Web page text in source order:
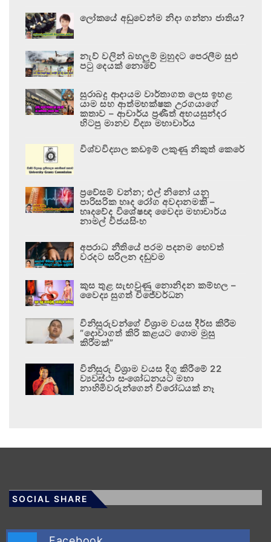
ලෝකයේ අඩුවෙන්ම නිදා ගන්නා ජාතිය?
නැව් වලින් බහලුම් මුහුදට පෙරලීම සුළු
පටු දෙයක් නොවේ
සුරාබදු ආදායම වාර්තාගත ලෙස ඉහළ
යාම සහ ආත්මභක්ෂක උරගයාගේ
කතාව – ආචාර්ය ප්‍රණීත් අභයසුන්දර
හිටපු මානව විද්‍යා මහාචාර්ය
විශ්වවිද්‍යාල කඩඉම් ලකුණු නිකුත් කෙරේ
ප්‍රවේසම් වන්න; එල් නිනෝ යනු
පාරිසරික හෘද රෝග අවදානමකි –
හෘදවේද විශේෂඥ වෛද්‍ය මහාචාර්ය
නාමල් විජයසිංහ
අපරාධ නීතියේ පරම පදනම හෙවත්
වරදට සරිලන දඬුවම
කුස තුළ සැඟවුණු නොනිදන කම්හල –
වෛද්‍ය සුගත් විජේවර්ධන
විනිසුරුවන්ගේ විශ්‍රාම වයස දීර්ඝ කිරීම
“දොවාගත් කිරි කළයට ගොම මුසු
කිරීමක්”
විනිසුරු විශ්‍රාම වයස දිගු කිරීමේ 22
ව්‍යවස්ථා සංශෝධනයට මහා
නාහිමිවරුන්ගෙන් විරෝධයක් නෑ
SOCIAL SHARE